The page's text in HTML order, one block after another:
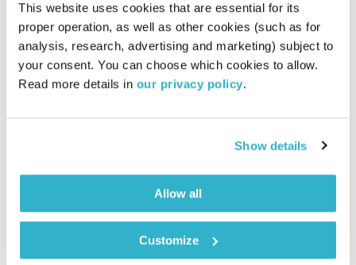
This website uses cookies that are essential for its
proper operation, as well as other cookies (such as for
analysis, research, advertising and marketing) subject to
your consent. You can choose which cookies to allow.
Read more details in our privacy policy.
Show details
Allow all
Customize
מנועים קדימה – 1.6.23
מנועים קדימה
כל יום בדרך הביתה – שעה של מוזיקה מעולה בעריכתה ובהגשתה
של גלית גורא-עיני